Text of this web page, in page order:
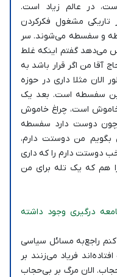
در عالم زیاد است.
مشغول فکرکردن
و سفسطه می‌شوند. سر
گفتم اینکه غلط
من اگر قرار باشد به
مثلا داری در حوزه
سفسطه است. بعد یک
است، چراغ خاموش
چون دوست دارد سفسطه
بگویم من دوستت دارم،
دوستت دارم را که داری
هم که یک تله برای من
درگیری وجود داشته
راجع‌به مسائل سیاسی
فریاد می‌زنند بر
الان مرگ بر بی‌حجاب